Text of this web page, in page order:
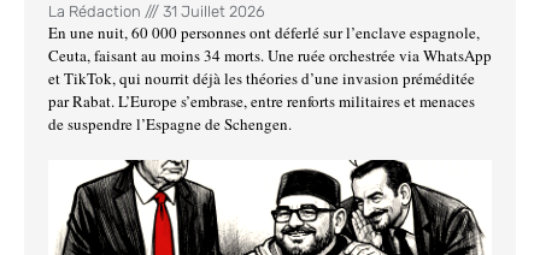
La Rédaction 31 Juillet 2026
En une nuit, 60 000 personnes ont déferlé sur l’enclave espagnole,
Ceuta, faisant au moins 34 morts. Une ruée orchestrée via WhatsApp
et TikTok, qui nourrit déjà les théories d’une invasion préméditée
par Rabat. L’Europe s’embrase, entre renforts militaires et menaces
de suspendre l’Espagne de Schengen.